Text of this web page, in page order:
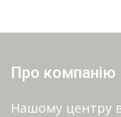
Про компанію
Нашому центру